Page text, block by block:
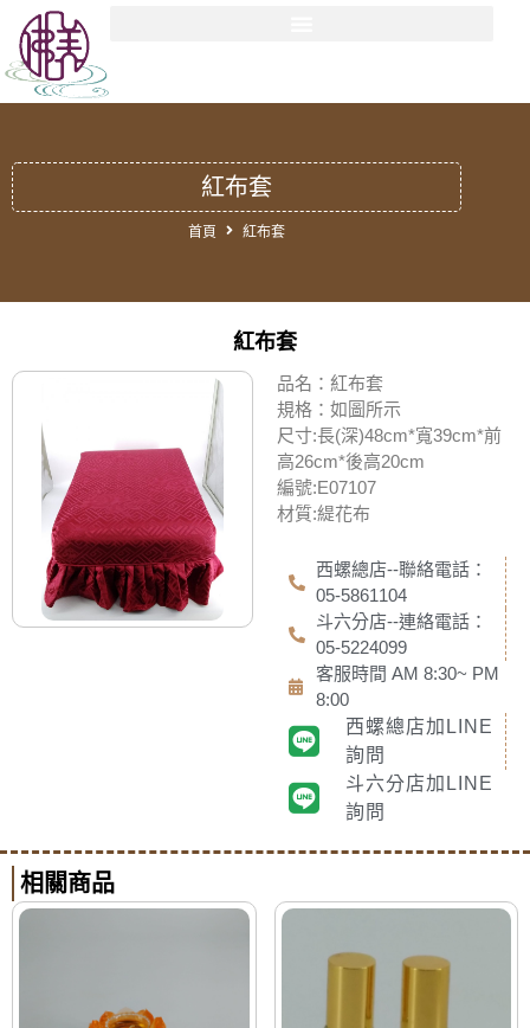
紅布套
首頁 紅布套
紅布套
品名：紅布套
規格：如圖所示
尺寸:長(深)48cm*寬39cm*前
高26cm*後高20cm
編號:E07107
材質:緹花布
西螺總店--聯絡電話：
05-5861104
斗六分店--連絡電話：
05-5224099
客服時間 AM 8:30~ PM
8:00
西螺總店加LINE
詢問
斗六分店加LINE
詢問
相關商品